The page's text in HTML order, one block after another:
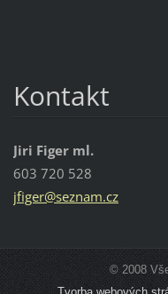
Kontakt
Jiri Figer ml.
603 720 528
jfiger@seznam.cz
© 2008